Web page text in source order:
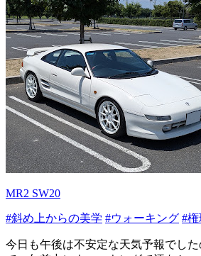
MR2 SW20
#斜め上からの美学 #ウォーキング #権
今日も午後は不安定な天気予報でし